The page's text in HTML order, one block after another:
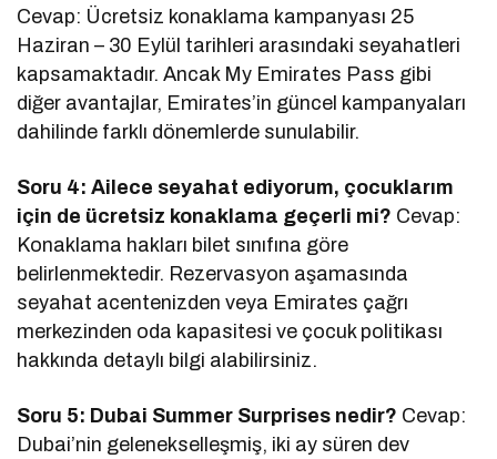
Cevap: Ücretsiz konaklama kampanyası 25
Haziran – 30 Eylül tarihleri arasındaki seyahatleri
kapsamaktadır. Ancak My Emirates Pass gibi
diğer avantajlar, Emirates’in güncel kampanyaları
dahilinde farklı dönemlerde sunulabilir.
Soru 4: Ailece seyahat ediyorum, çocuklarım
için de ücretsiz konaklama geçerli mi? Cevap:
Konaklama hakları bilet sınıfına göre
belirlenmektedir. Rezervasyon aşamasında
seyahat acentenizden veya Emirates çağrı
merkezinden oda kapasitesi ve çocuk politikası
hakkında detaylı bilgi alabilirsiniz.
Soru 5: Dubai Summer Surprises nedir? Cevap:
Dubai’nin gelenekselleşmiş, iki ay süren dev